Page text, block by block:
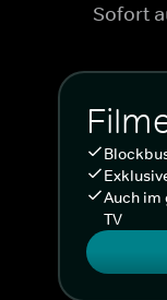
Sofort
Auch im
TV